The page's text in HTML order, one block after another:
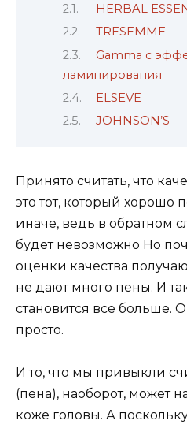
HERBAL
TRESEMME
Gamma с
ламинирования
ELSEVE
JOHNSON’S
Принято считать, что
это тот, который хорошо
иначе, ведь в обратном
будет невозможно Но
оценки качества
не дают много пены. И
становится все больше.
просто.
И то, что мы привыкли
(пена), наоборот, может
коже головы. А